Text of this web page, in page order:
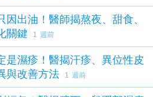
因出油！醫師揭熬夜、甜食、
關鍵
1 週前
是濕疹！醫揭汗疹、異位性皮
與改善方法
1 週前